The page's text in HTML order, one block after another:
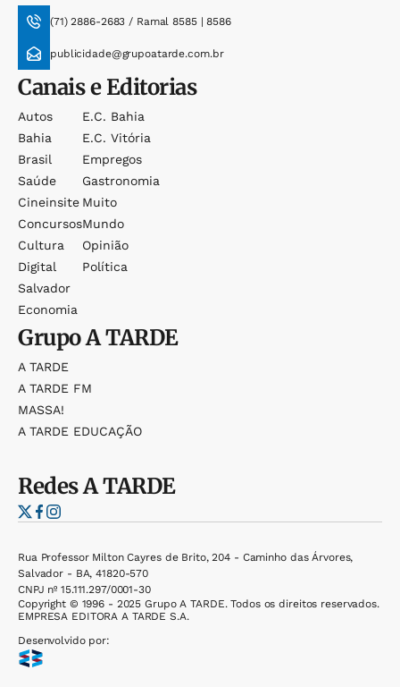
(71) 2886-2683 / Ramal 8585 | 8586
publicidade@grupoatarde.com.br
Canais e Editorias
Autos
Bahia
Brasil
Saúde
Cineinsite
Concursos
Cultura
Digital
Salvador
Economia
E.c. Bahia
E.c. Vitória
Empregos
Gastronomia
Muito
Mundo
Opinião
Política
GrupoA TARDE
A TARDE
A TARDE FM
MASSA!
A TARDE EDUCAÇÃO
RedesA TARDE
Rua Professor Milton Cayres de Brito, 204 - Caminho das Árvores,
Salvador - BA, 41820-570
CNPJ nº 15.111.297/0001-30
Copyright © 1996 - 2025 Grupo A TARDE. Todos os direitos reservados.
EMPRESA EDITORA A TARDE S.A.
Desenvolvido por: